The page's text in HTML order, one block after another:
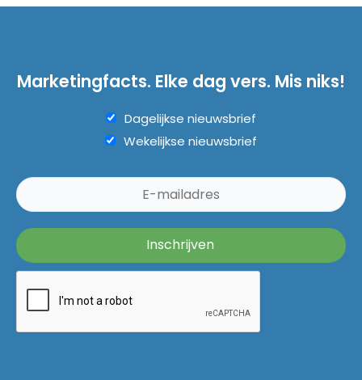
Marketingfacts. Elke dag vers. Mis niks!
Dagelijkse nieuwsbrief
Wekelijkse nieuwsbrief